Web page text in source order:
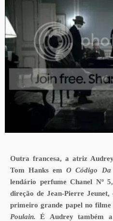
Outra francesa, a atriz
Tom Hanks emO Código Da
lendário perfume Chanel Nº
direção de Jean-Pierre Jeunet,
primeiro grande papel no filme
Poulain.
É Audrey também